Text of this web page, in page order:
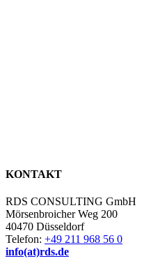
KONTAKT
RDS CONSULTING GmbH
Mörsenbroicher Weg 200
40470 Düsseldorf
Telefon: +49 211 968 56 0
info(at)rds.de